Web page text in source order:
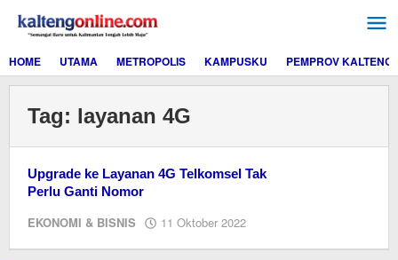
konten
HOME
UTAMA METROPOLIS KAMPUSKU PEMPROV KALTENG
Tag: layanan 4G
Upgrade ke Layanan 4G Telkomsel Tak
Perlu Ganti Nomor
EKONOMI & BISNIS 11 Oktober 2022
dua